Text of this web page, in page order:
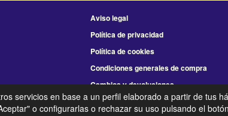
Aviso legal
Política de privacidad
Política de cookies
Condiciones generales de compra
Cambios y devoluciones
Tienda online de recambios de Gira
servicios en base a un perfil elaborado a partir de tus
o configurarlas o rechazar su uso pulsando el